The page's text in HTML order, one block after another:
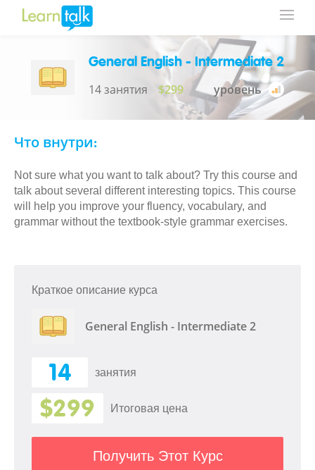
General English - Intermediate 2
14 занятия $299 уровень
Что внутри:
Not sure what you want to talk about? Try this course and
talk about several different interesting topics. This course
will help you improve your fluency, vocabulary, and
grammar without the textbook-style grammar exercises.
Краткое описание курса
General English - Intermediate 2
14 занятия
$299 Итоговая цена
Получить Этот Курс